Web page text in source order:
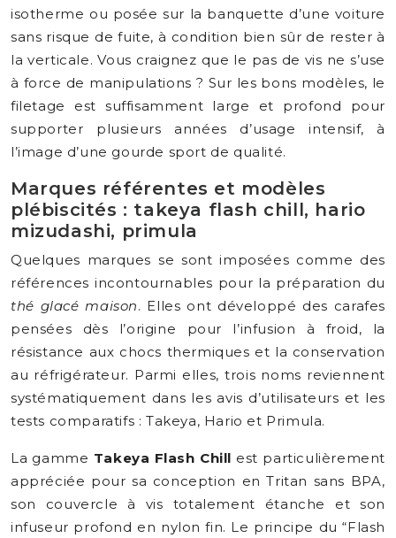
isotherme ou posée sur la banquette d’une voiture
sans risque de fuite, à condition bien sûr de rester à
la verticale. Vous craignez que le pas de vis ne s’use
à force de manipulations ? Sur les bons modèles, le
filetage est suffisamment large et profond pour
supporter plusieurs années d’usage intensif, à
l’image d’une gourde sport de qualité.
Marques référentes et modèles
plébiscités : takeya flash chill, hario
mizudashi, primula
Quelques marques se sont imposées comme des
références incontournables pour la préparation du
thé glacé maison. Elles ont développé des carafes
pensées dès l’origine pour l’infusion à froid, la
résistance aux chocs thermiques et la conservation
au réfrigérateur. Parmi elles, trois noms reviennent
systématiquement dans les avis d’utilisateurs et les
tests comparatifs : Takeya, Hario et Primula.
La gamme Takeya Flash Chill est particulièrement
appréciée pour sa conception en Tritan sans BPA,
son couvercle à vis totalement étanche et son
infuseur profond en nylon fin. Le principe du “Flash